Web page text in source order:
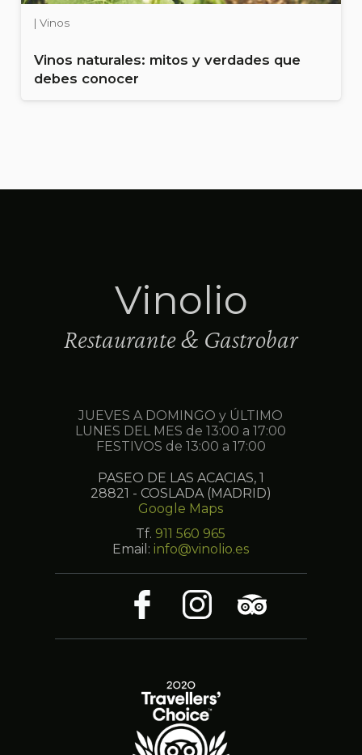
| Vinos
Vinos naturales: mitos y verdades que
debes conocer
Vinolio
Restaurante & Gastrobar
JUEVES A DOMINGO y ÚLTIMO
LUNES DEL MES de 13:00 a 17:00
FESTIVOS de 13:00 a 17:00
PASEO DE LAS ACACIAS, 1
28821 - COSLADA (MADRID)
Google Maps
Tf. 911 560 965
Email:info@vinolio.es